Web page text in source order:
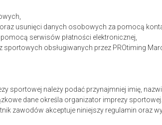
usunięci danych osobowych za pomocą
serwisów płatności elektronicznej,
sportowych obsługiwanych przez PROtiming
sportowej należy podać przynajmniej imię,
dane określa organizator imprezy sportowej.
zawodów akceptuje niniejszy regulamin oraz